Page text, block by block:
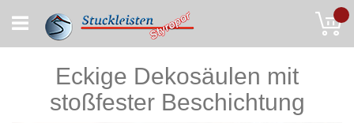
to
Content
Eckige Dekosäulen mit
stoßfester Beschichtung